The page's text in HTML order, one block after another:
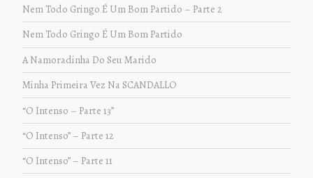
Nem Todo Gringo É Um Bom Partido – Parte 2
Nem Todo Gringo É Um Bom Partido
A Namoradinha Do Seu Marido
Minha Primeira Vez Na SCANDALLO
“O Intenso – Parte 13”
“O Intenso” – Parte 12
“O Intenso” – Parte 11